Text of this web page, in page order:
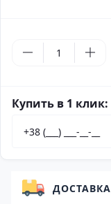
Купить в 1 клик:
ДОСТАВКА